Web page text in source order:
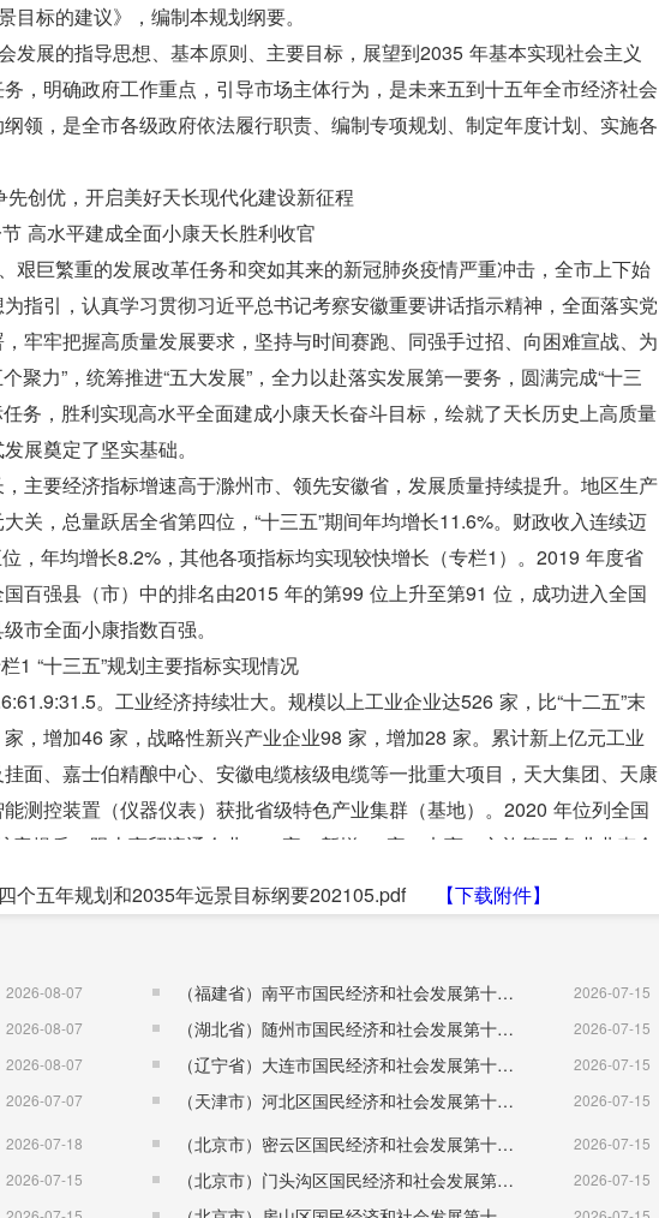
标的建议》，编制本规划纲要。
发展的指导思想、基本原则、主要目标，展望到2035 年基本实现社会主义
，明确政府工作重点，引导市场主体行为，是未来五到十五年全市经济社会
领，是全市各级政府依法履行职责、编制专项规划、制定年度计划、实施各
先创优，开启美好天长现代化建设新征程
高水平建成全面小康天长胜利收官
艰巨繁重的发展改革任务和突如其来的新冠肺炎疫情严重冲击，全市上下始
指引，认真学习贯彻习近平总书记考察安徽重要讲话指示精神，全面落实党
牢牢把握高质量发展要求，坚持与时间赛跑、同强手过招、向困难宣战、为
聚力”，统筹推进“五大发展”，全力以赴落实发展第一要务，圆满完成“十三
务，胜利实现高水平全面建成小康天长奋斗目标，绘就了天长历史上高质量
展奠定了坚实基础。
主要经济指标增速高于滁州市、领先安徽省，发展质量持续提升。地区生产
关，总量跃居全省第四位，“十三五”期间年均增长11.6%。财政收入连续迈
，年均增长8.2%，其他各项指标均实现较快增长（专栏1）。2019 年度省
百强县（市）中的排名由2015 年的第99 位上升至第91 位，成功进入全国
市全面小康指数百强。
1 “十三五”规划主要指标实现情况
。工业经济持续壮大。规模以上工业企业达526 家，比“十二五”末
，增加46 家，战略性新兴产业企业98 家，增加28 家。累计新上亿元工业
面、嘉士伯精酿中心、安徽电缆核级电缆等一批重大项目，天大集团、天康
测控装置（仪器仪表）获批省级特色产业集群（基地）。2020 年位列全国
提质。限上商贸流通企业190 家，新增80 家，电商、文旅等服务业业态全
评全省农村电商巩固提升示范县，滁州市唯一。龙岗社区获批全国首批乡
长段）一期等一批文旅项目。现代农业增量提效。粮食总产稳定在80 万吨
级双第一，成功进入全省农产品加工业20 强县行列。“三品一标”农产品数达
工程”加快实施。
入推进，与中科院、国机集团、上海交大等知名高校院所合作共建研发分支
家，规上企业研发经费投入强度达到2.23%，每万人拥有发明专利16
增省级“专精特新”企业30家，总数达54 家，其中缸盖公司、安徽电缆、徽
智能装备及仪表研究院建设扎实推进，人才科创城、科技大市场投入使用，
孵化企业150 余家，“天长汇”“奇客营”等国家级众创空间累计入驻团队50 余
十强县，引才引智力度不断加大，创新创业氛围日益浓厚。
个五年规划和2035年远景目标纲要202105.pdf 【下载附件】
2026-08-07
2026-08-07
2026-08-07
2026-07-07
2026-07-18
2026-07-15
（福建省）南平市国民经济和社会发展第十五个五年规划纲要 2026-07-15
（湖北省）随州市国民经济和社会发展第十五个五年规划纲要 2026-07-15
（辽宁省）大连市国民经济和社会发展第十五个五年规划纲要 2026-07-15
（天津市）河北区国民经济和社会发展第十五个五年规划纲要 2026-07-15
（北京市）密云区国民经济和社会发展第十五个五年规划纲要 2026-07-15
（北京市）门头沟区国民经济和社会发展第十五个五年规划纲要 2026-07-15